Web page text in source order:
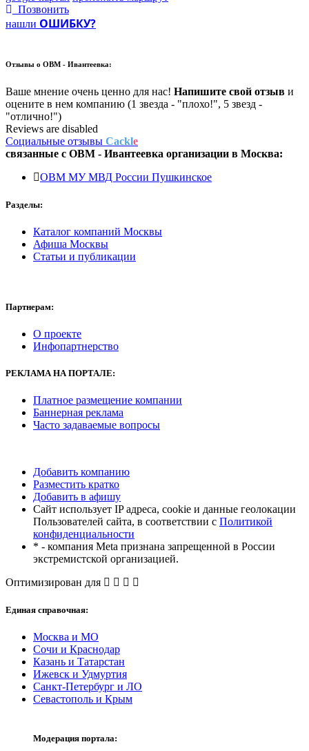
Позвонить
нашли ОШИБКУ?
Отзывы о ОВМ - Ивантеевка:
Ваше мнение очень ценно для нас! Напишите свой отзыв и
оцените в нем компанию (1 звезда - "плохо!", 5 звезд -
"отлично!")
Reviews are disabled
Социальные отзывы Cackle
связанные с ОВМ - Ивантеевка организации в Москва:
ОВМ МУ МВД России Пушкинское
Разделы:
Каталог компаний Москвы
Афиша Москвы
Статьи и публикации
Партнерам:
О проекте
Инфопартнерство
РЕКЛАМАНА ПОРТАЛЕ:
Платное размещение компании
Баннерная реклама
Часто задаваемые вопросы
Добавить компанию
Разместить кратко
Добавить в афишу
Сайт использует IP адреса, cookie и данные геолокации
Пользователей сайта, в соответствии с Политикой
конфиденциальности
* - компания Meta признана запрещенной в России
экстремистской организацией.
Оптимизирован для
Единая справочная:
Москва и МО
Сочи и Краснодар
Казань и Татарстан
Ижевск и Удмуртия
Санкт-Петербург и ЛО
Севастополь и Крым
Модерация портала: